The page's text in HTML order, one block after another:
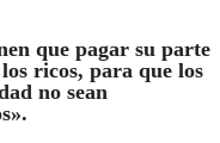
que pagar su parte
ricos, para que los
no sean